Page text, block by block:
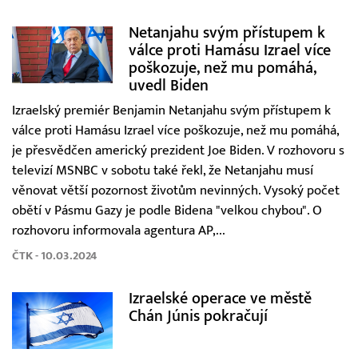
Netanjahu svým přístupem k
válce proti Hamásu Izrael více
poškozuje, než mu pomáhá,
uvedl Biden
Izraelský premiér Benjamin Netanjahu svým přístupem k
válce proti Hamásu Izrael více poškozuje, než mu pomáhá,
je přesvědčen americký prezident Joe Biden. V rozhovoru s
televizí MSNBC v sobotu také řekl, že Netanjahu musí
věnovat větší pozornost životům nevinných. Vysoký počet
obětí v Pásmu Gazy je podle Bidena "velkou chybou". O
rozhovoru informovala agentura AP,...
ČTK - 10.03.2024
Izraelské operace ve městě
Chán Júnis pokračují